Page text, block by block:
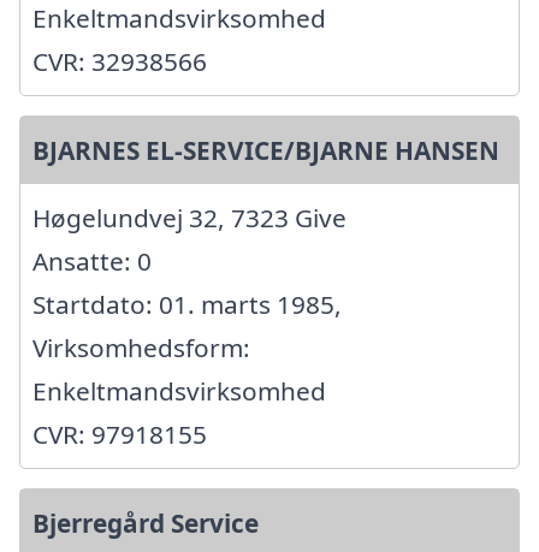
Enkeltmandsvirksomhed
CVR: 32938566
BJARNES EL-SERVICE/BJARNE HANSEN
Høgelundvej 32, 7323 Give
Ansatte: 0
Startdato: 01. marts 1985,
Virksomhedsform:
Enkeltmandsvirksomhed
CVR: 97918155
Bjerregård Service